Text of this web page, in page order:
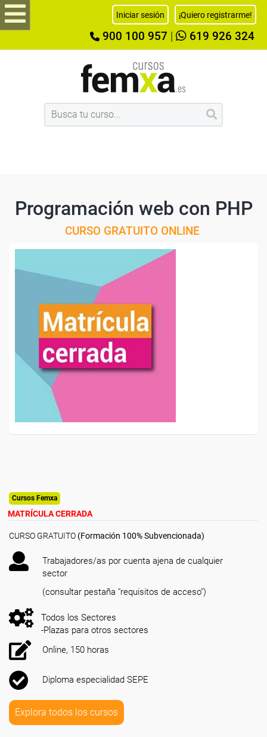
Iniciar sesión ¡Quiero registrarme!
900 100 957 619 926 324
Programación web con PHP
CURSO GRATUITO ONLINE
Cursos Femxa
MATRÍCULA CERRADA
CURSO GRATUITO (Formación 100% Subvencionada)
Trabajadores/as por cuenta ajena de cualquier
sector
(consultar pestaña "requisitos de acceso")
Todos los Sectores
-Plazas para otros sectores
Online, 150 horas
Diploma especialidad SEPE
Explora todos los cursos